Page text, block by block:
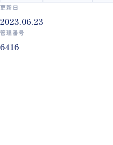
更新日
2023.06.23
管理番号
6416